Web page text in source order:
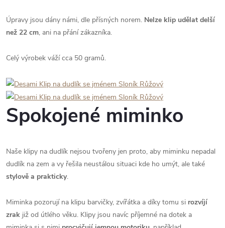
Úpravy jsou dány námi, dle přísných norem. Nelze klip udělat delší
než 22 cm, ani na přání zákazníka.
Celý výrobek váží cca 50 gramů.
Spokojené miminko
Naše klipy na dudlík nejsou tvořeny jen proto, aby miminku nepadal
dudlík na zem a vy řešila neustálou situaci kde ho umýt, ale také
stylově a prakticky.
Miminka pozorují na klipu barvičky, zvířátka a díky tomu si rozvíjí
zrak již od útlého věku. Klipy jsou navíc příjemné na dotek a